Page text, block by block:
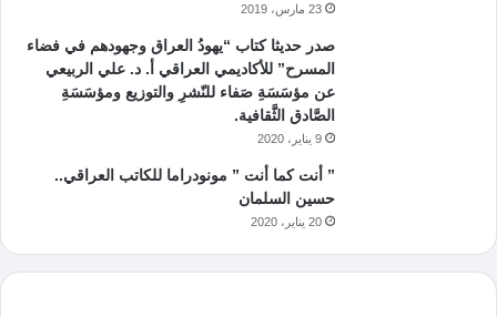
23 مارس، 2019
صدر حديثا كتاب “يهودُ العراق وجهودهم في فضاء
المسرح” للأكاديمي العراقي أ. د. علي الربيعي
عن مؤسَسَةِ صَفاء للنّشرِ والتوزيع ومؤسَسَةِ
الصَّادق الثَّقافية.
9 يناير، 2020
” أنت كما أنت ” مونودراما للكاتب العراقي..
حسين السلمان
20 يناير، 2020